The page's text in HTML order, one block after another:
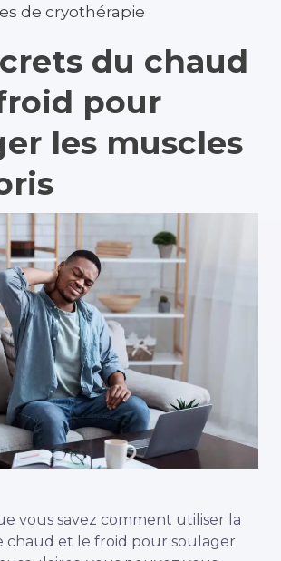
de cryothérapie
du chaud
pour
les muscles
vous savez comment utiliser la
chaud et le froid pour soulager